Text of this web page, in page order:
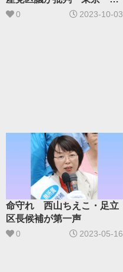
東0 2023-10-03
命守れ 西山ちえこ・足立
区長候補が第一声
0 2023-05-16